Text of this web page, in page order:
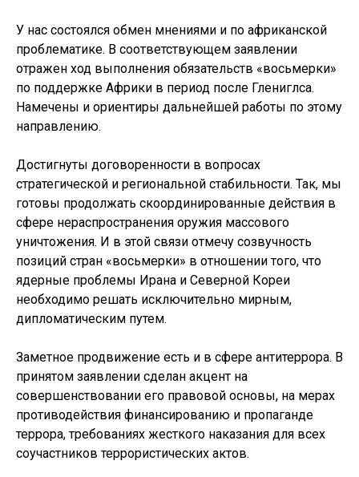
У нас состоялся обмен мнениями и по африканской
проблематике. В соответствующем заявлении
отражен ход выполнения обязательств «восьмерки»
по поддержке Африки в период после Глениглса.
Намечены и ориентиры дальнейшей работы по этому
направлению.
Достигнуты договоренности в вопросах
стратегической и региональной стабильности. Так, мы
готовы продолжать скоординированные действия в
сфере нераспространения оружия массового
уничтожения. И в этой связи отмечу созвучность
позиций стран «восьмерки» в отношении того, что
ядерные проблемы Ирана и Северной Кореи
необходимо решать исключительно мирным,
дипломатическим путем.
Заметное продвижение есть и в сфере антитеррора. В
принятом заявлении сделан акцент на
совершенствовании его правовой основы, на мерах
противодействия финансированию и пропаганде
террора, требованиях жесткого наказания для всех
соучастников террористических актов.